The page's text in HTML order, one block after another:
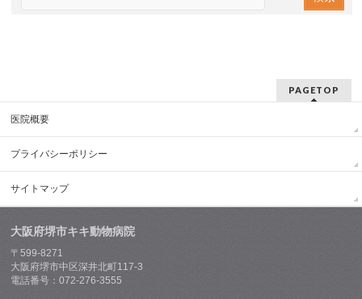
PAGETOP
医院概要
プライバシーポリシー
サイトマップ
大阪府堺市キキ動物病院
〒599-8271
大阪府堺市中区深井北町117-3
電話番号：072-276-3555